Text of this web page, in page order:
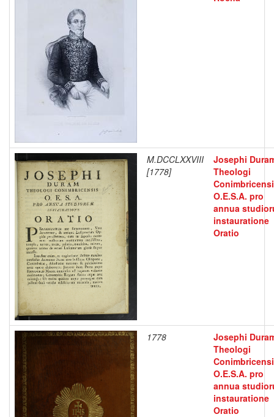
M.DCCLXXVIII
[1778]
Josephi
Theologi
O.E.S.A. pro
annua
instauratione
Oratio
1778
Josephi
Theologi
O.E.S.A. pro
annua
instauratione
Oratio